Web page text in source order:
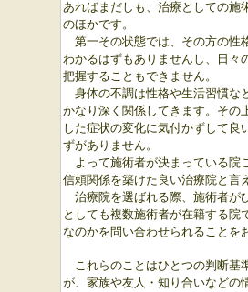
あればまだしも、治療としての施
のほかです。
第一その状態では、その方の性
わかるはずもありませんし、日々
把握することもできません。
身体の不調は性格や生活習慣な
かなり深く関係してきます。その
した症状の変化に気付かずして良
ずがありません。
よって施術者が決まっている院
信頼関係を築けた良い治療院と言
治療院を選ばれる際、施術者が
としても複数施術者が在籍する院
なのかを問い合わせられることを
これらのことはひとつの判断基
が、家族や友人・知り合いなどの